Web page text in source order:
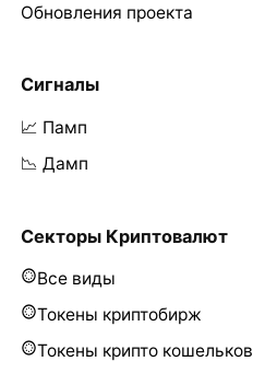
Обновления проекта
Сигналы
📈 Памп
📉 Дамп
Секторы Криптовалют
Все виды
Токены криптобирж
Токены крипто кошельков